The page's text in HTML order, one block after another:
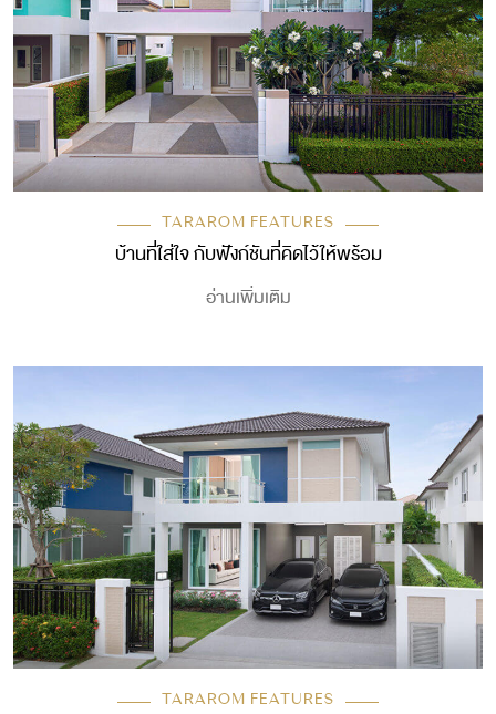
TARAROM FEATURES
บ้านที่ใส่ใจ กับฟังก์ชันที่คิดไว้ให้พร้อม
อ่านเพิ่มเติม
TARAROM FEATURES